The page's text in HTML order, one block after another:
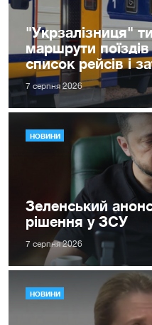
"Укрзалізниця"
маршрути
список рейсів і
7 серпня 2026
НОВИНИ
Зеленський
рішення у ЗСУ
7 серпня 2026
НОВИНИ